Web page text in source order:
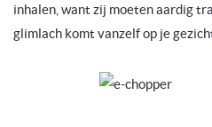
inhalen, want zij moeten aardig
glimlach komt vanzelf op je